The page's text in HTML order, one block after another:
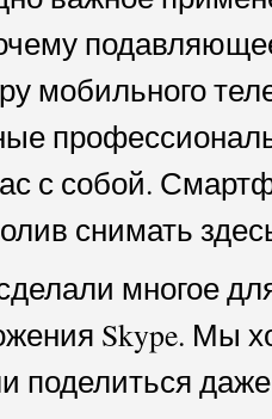
мобильного
с собой.
снимать
многое
Skype. Мы
поделиться